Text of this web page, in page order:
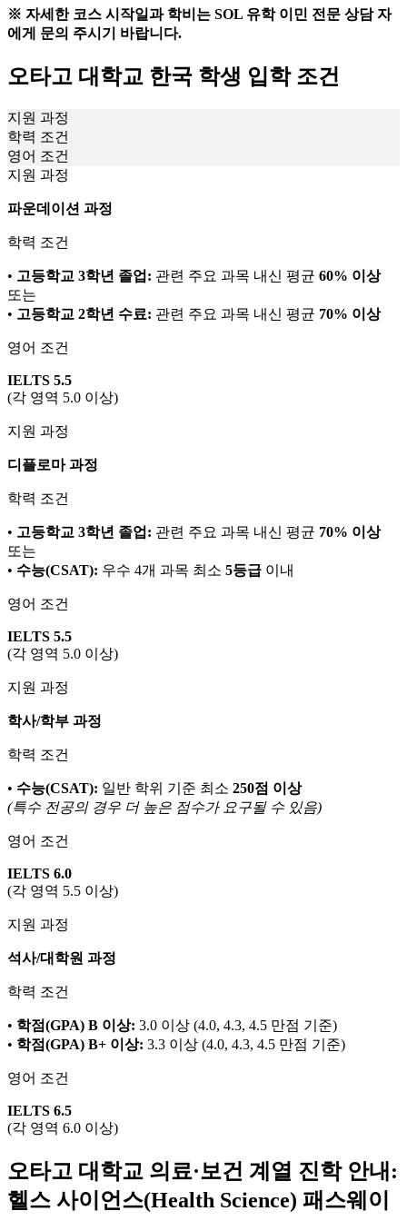
※ 자세한 코스 시작일과 학비는 SOL 유학 이민 전문 상담 자
에게 문의 주시기 바랍니다.
오타고 대학교 한국 학생 입학 조건
지원 과정
학력 조건
영어 조건
지원 과정
파운데이션 과정
학력 조건
• 고등학교 3학년 졸업: 관련 주요 과목 내신 평균 60% 이상
또는
• 고등학교 2학년 수료: 관련 주요 과목 내신 평균 70% 이상
영어 조건
IELTS 5.5
(각 영역 5.0 이상)
지원 과정
디플로마 과정
학력 조건
• 고등학교 3학년 졸업: 관련 주요 과목 내신 평균 70% 이상
또는
• 수능(CSAT): 우수 4개 과목 최소 5등급 이내
영어 조건
IELTS 5.5
(각 영역 5.0 이상)
지원 과정
학사/학부 과정
학력 조건
• 수능(CSAT): 일반 학위 기준 최소 250점 이상
(특수 전공의 경우 더 높은 점수가 요구될 수 있음)
영어 조건
IELTS 6.0
(각 영역 5.5 이상)
지원 과정
석사/대학원 과정
학력 조건
• 학점(GPA) B 이상: 3.0 이상 (4.0, 4.3, 4.5 만점 기준)
• 학점(GPA) B+ 이상: 3.3 이상 (4.0, 4.3, 4.5 만점 기준)
영어 조건
IELTS 6.5
(각 영역 6.0 이상)
오타고 대학교 의료·보건 계열 진학 안내:
헬스 사이언스(Health Science) 패스웨이